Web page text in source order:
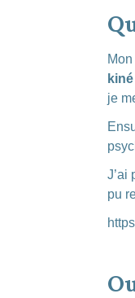
kiné
je
J’ai
pu